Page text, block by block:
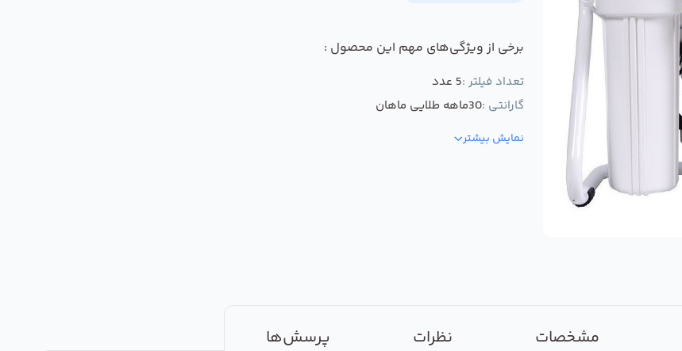
برخی از ویژگی‌های مهم این محصول :
تعداد فیلتر :5 عدد
گارانتی :30ماهه طلایی ماهان
نمایش بیشتر
مشخصات نظرات پرسش‌ها